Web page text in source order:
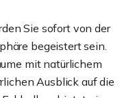
Sie sofort von der
begeistert sein.
mit natürlichem
Ausblick auf die